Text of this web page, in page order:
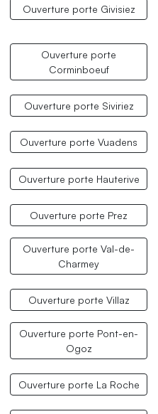
Ouverture porte Givisiez
Ouverture porte
Corminboeuf
Ouverture porte Siviriez
Ouverture porte Vuadens
Ouverture porte Hauterive
Ouverture porte Prez
Ouverture porte Val-de-
Charmey
Ouverture porte Villaz
Ouverture porte Pont-en-
Ogoz
Ouverture porte La Roche